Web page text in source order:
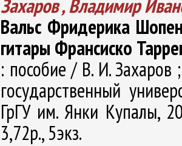
Захаров , Владимир
Вальс Фридерика
гитары Франсиско
: пособие / В. И. Захаров
государственный
ГрГУ им. Янки Купалы,
3,72р., 5экз.